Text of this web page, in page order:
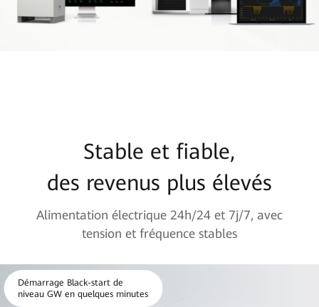
Stable et fiable,
des revenus plus élevés
Alimentation électrique 24h/24 et 7j/7, avec
tension et fréquence stables
Démarrage Black-start de
niveau GW en quelques minutes